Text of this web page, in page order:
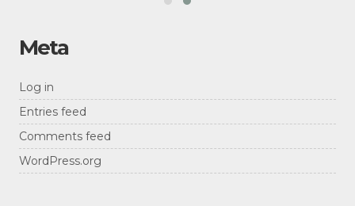
Meta
Log in
Entries feed
Comments feed
WordPress.org